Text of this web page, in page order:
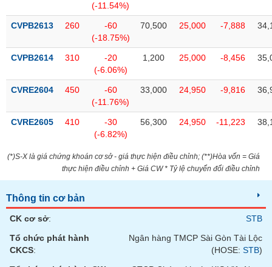
(-11.54%)
CVPB2613 260
-60
(-18.75%)
70,500 25,000 -7,888
CVPB2614 310
-20
(-6.06%)
1,200 25,000 -8,456
CVRE2604 450
-60
(-11.76%)
33,000 24,950 -9,816
CVRE2605 410
-30
(-6.82%)
56,300 24,950 -11,223
(*)S-X là giá chứng khoán cơ sở - giá thực hiện điều chỉnh; (**)Hòa vốn = Giá
thực hiện điều chỉnh + Giá CW * Tỷ lệ chuyển đổi điều chỉnh
Thông tin cơ bản
CK cơ sở:
STB
Tổ chức phát hành
CKCS:
Ngân hàng TMCP Sài Gòn Tài Lộc
(HOSE: STB)